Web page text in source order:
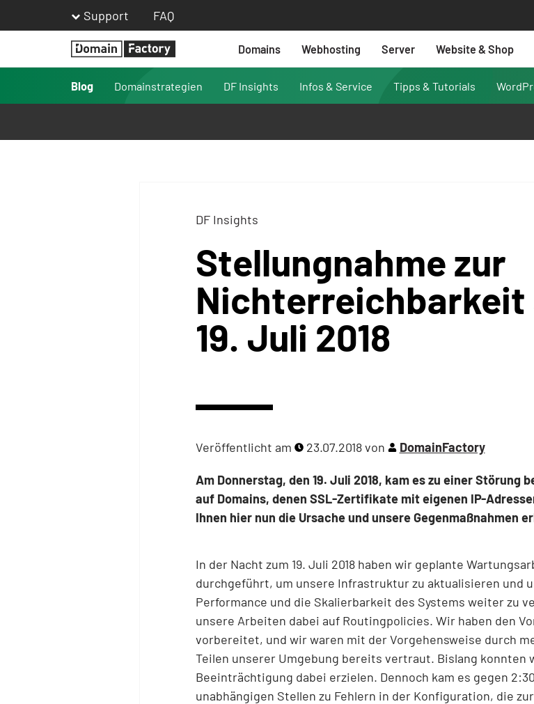
Support FAQ
Homepage
Domains Webhosting Server Website & Shop
Blog
Domainstrategien DF Insights Infos & Service Tipps & Tutorials
DF Insights
Stellungnahme zur
Nichterreichbarkeit
19. Juli 2018
Veröffentlicht am 23.07.2018von DomainFactory
Am Donnerstag, den 19. Juli 2018, kam es zu einer Störung
auf Domains, denen SSL-Zertifikate mit eigenen IP-
Ihnen hier nun die Ursache und unsere Gegenmaßnahmen
In der Nacht zum 19. Juli 2018 haben wir geplante
durchgeführt, um unsere Infrastruktur zu aktualisieren und
Performance und die Skalierbarkeit des Systems weiter zu
unsere Arbeiten dabei auf Routingpolicies. Wir haben den
vorbereitet, und wir waren mit der Vorgehensweise durch
Teilen unserer Umgebung bereits vertraut. Bislang konnten
Beeinträchtigung dabei erzielen. Dennoch kam es gegen
unabhängigen Stellen zu Fehlern in der Konfiguration, die